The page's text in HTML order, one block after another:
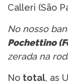
Calleri (São
No nosso
Pochettino
zerada na
No total, as